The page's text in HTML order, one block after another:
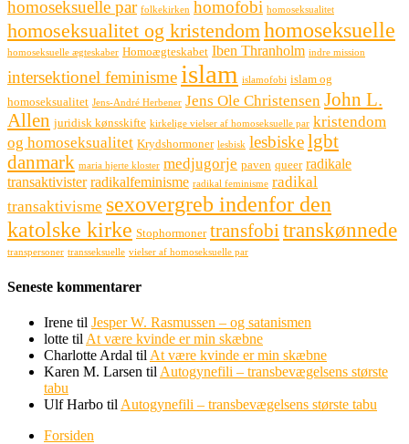
homoseksuelle par folkekirken homofobi homoseksualitet
homoseksualitet og kristendomhomoseksuelle
homoseksuelle ægteskaber Homoægteskabet Iben Thranholm indre mission
intersektionel feminisme islam islamofobi islam og
homoseksualitet Jens-André Herbener Jens Ole Christensen John L.
Allen juridisk kønsskifte kirkelige vielser af homoseksuelle par kristendom
og homoseksualitet Krydshormoner lesbisk lesbiskelgbt
danmark maria hjerte kloster medjugorje paven queer radikale
transaktivister radikalfeminisme radikal feminisme radikal
transaktivisme sexovergreb indenfor den
katolske kirke Stophormoner transfobi transkønnede
transpersoner transseksuelle vielser af homoseksuelle par
Seneste kommentarer
Irene til Jesper W. Rasmussen – og satanismen
lotte til At være kvinde er min skæbne
Charlotte Ardal til At være kvinde er min skæbne
Karen M. Larsen til Autogynefili – transbevægelsens største
tabu
Ulf Harbo til Autogynefili – transbevægelsens største tabu
Forsiden